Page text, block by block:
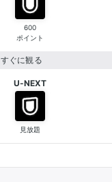
600
ポイント
すぐに観る
U-NEXT
見放題